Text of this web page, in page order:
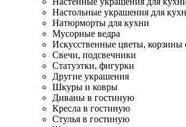
Настольные украшения для
Натюрморты для кухни
Мусорные ведра
Искусственные цветы, корзины
Свечи, подсвечники
Статуэтки, фигурки
Другие украшения
Шкуры и ковры
Диваны в гостиную
Кресла в гостиную
Стулья в гостиную